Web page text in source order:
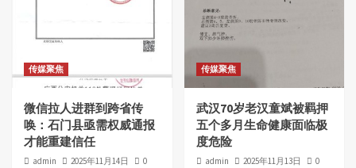
传媒聚焦
微信拉人进群到跨省传
唤：石门县亟需权威通报
才能重建信任
admin 2025年11月14日 0
传媒聚焦
武汉70岁老汉童斌被羁押
五个多月生命健康面临极
度危险
admin 2025年11月13日 0